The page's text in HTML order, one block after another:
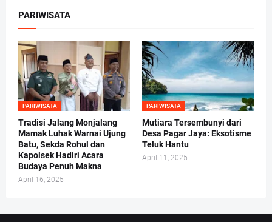
PARIWISATA
PARIWISATA
Tradisi Jalang Monjalang
Mamak Luhak Warnai Ujung
Batu, Sekda Rohul dan
Kapolsek Hadiri Acara
Budaya Penuh Makna
April 16, 2025
PARIWISATA
Mutiara Tersembunyi dari
Desa Pagar Jaya: Eksotisme
Teluk Hantu
April 11, 2025